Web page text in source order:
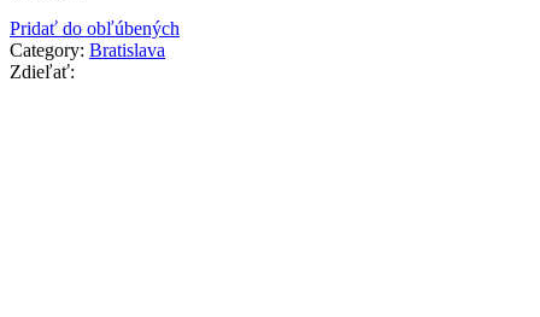
Pridať do obľúbených
Category: Bratislava
Zdieľať: